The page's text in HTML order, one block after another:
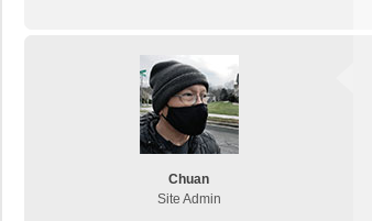
Chuan
Site Admin